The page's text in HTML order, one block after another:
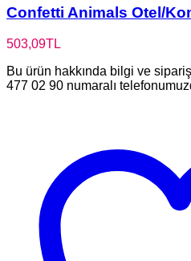
Confetti Animals Otel/
503,09TL
Bu ürün hakkında bilgi ve
477 02 90 numaralı